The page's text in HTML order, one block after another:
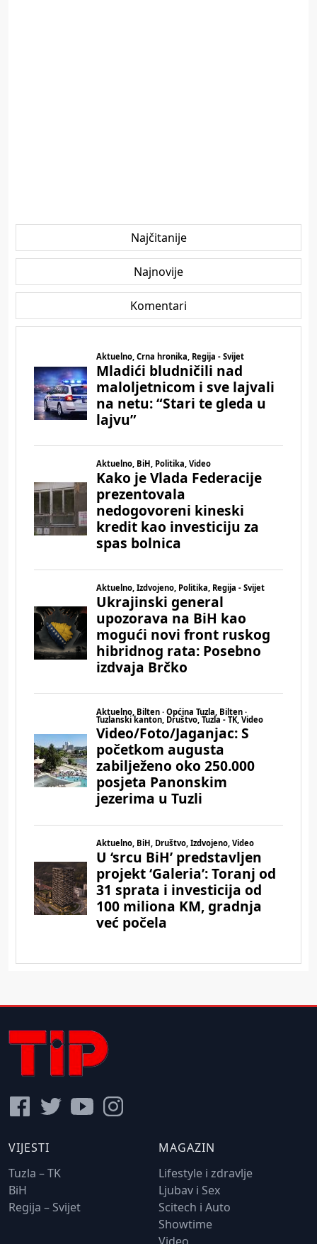
Najčitanije
Najnovije
Komentari
VIJESTI
Tuzla – TK
BiH
Regija – Svijet
MAGAZIN
Lifestyle i zdravlje
Ljubav i Sex
Scitech i Auto
Showtime
Video